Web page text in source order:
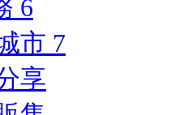
6
市 7
享